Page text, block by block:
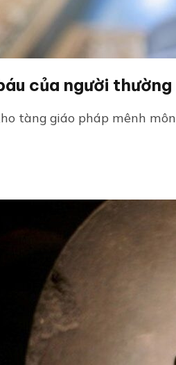
của người
tàng giáo pháp mênh